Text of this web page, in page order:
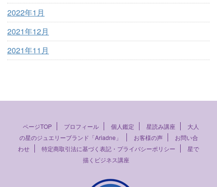
2022年1月
2021年12月
2021年11月
ページTOP プロフィール 個人鑑定 星読み講座
大人
の星のジュエリーブランド「Ariadne」
お客様の声
お問い合
わせ
特定商取引法に基づく表記・プライバシーポリシー
星で
描くビジネス講座